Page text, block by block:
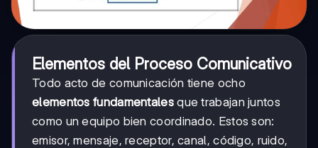
Elementos del Proceso Comunicativo
Todo acto de comunicación tiene ocho
elementos fundamentalesque trabajan juntos
como un equipo bien coordinado. Estos son:
emisor, mensaje, receptor, canal, código, ruido,